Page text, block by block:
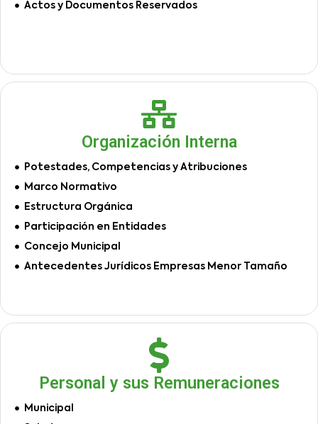
Actos y Documentos Reservados
Organización Interna
Potestades, Competencias y Atribuciones
Marco Normativo
Estructura Orgánica
Participación en Entidades
Concejo Municipal
Antecedentes Jurídicos Empresas Menor Tamaño
Personal y sus Remuneraciones
Municipal